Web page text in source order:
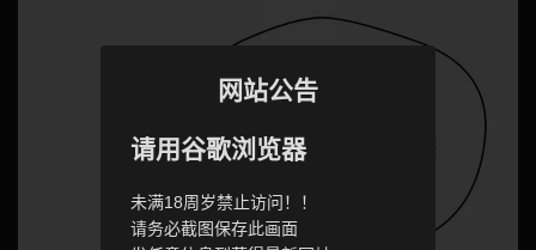
网站公告
请用谷歌浏览器
未满18周岁禁止访问！！
请务必截图保存此画面